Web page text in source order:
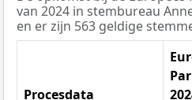
van 2024 in stembureau
en er zijn 563 geldige
Procesdata